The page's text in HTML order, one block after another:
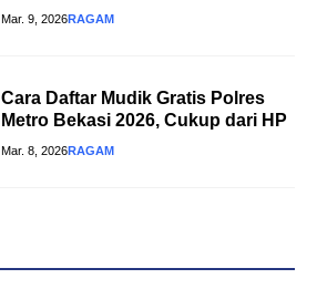
Mar. 9, 2026RAGAM
Cara Daftar Mudik Gratis Polres
Metro Bekasi 2026, Cukup dari HP
Mar. 8, 2026RAGAM